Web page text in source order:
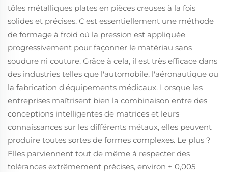
tôles métalliques plates en pièces creuses à la fois
solides et précises. C'est essentiellement une méthode
de formage à froid où la pression est appliquée
progressivement pour façonner le matériau sans
soudure ni couture. Grâce à cela, il est très efficace dans
des industries telles que l'automobile, l'aéronautique ou
la fabrication d'équipements médicaux. Lorsque les
entreprises maîtrisent bien la combinaison entre des
conceptions intelligentes de matrices et leurs
connaissances sur les différents métaux, elles peuvent
produire toutes sortes de formes complexes. Le plus ?
Elles parviennent tout de même à respecter des
tolérances extrêmement précises, environ ± 0,005